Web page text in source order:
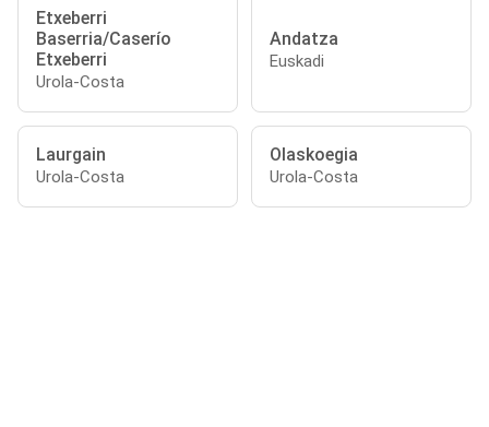
Etxeberri
Baserria/Caserío
Etxeberri
Urola-Costa
Andatza
Euskadi
Laurgain
Urola-Costa
Olaskoegia
Urola-Costa